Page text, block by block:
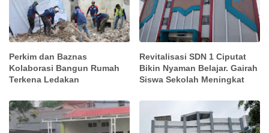
Perkim dan Baznas
Kolaborasi Bangun Rumah
Terkena Ledakan
Revitalisasi SDN 1 Ciputat
Bikin Nyaman Belajar. Gairah
Siswa Sekolah Meningkat